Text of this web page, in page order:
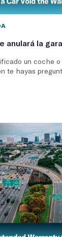
anulará la
un coche
te hayas